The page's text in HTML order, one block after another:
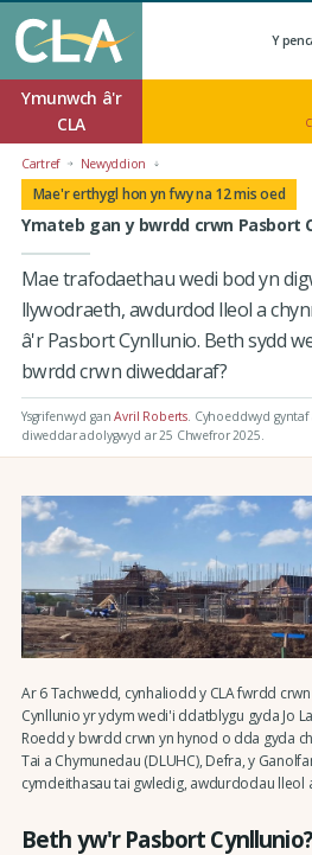
Y
Ymunwch â'r
CLA
Cartref Newyddion
Mae'r erthygl hon yn fwy na 12 mis oed
Ymateb gan y bwrdd crwn Pasbort
Mae trafodaethau wedi bod yn
llywodraeth, awdurdod lleol a
â'r Pasbort Cynllunio. Beth sydd
bwrdd crwn diweddaraf?
Ysgrifenwyd ganAvril Roberts. Cyhoeddwyd gyntaf
diweddar adolygwyd ar 25 Chwefror 2025.
Ar 6 Tachwedd, cynhaliodd y CLA fwrdd
Cynllunio yr ydym wedi'i ddatblygu gyda Jo
Roedd y bwrdd crwn yn hynod o dda gyda
Tai a Chymunedau (DLUHC), Defra, y
cymdeithasau tai gwledig, awdurdodau lleol
Beth yw'r Pasbort Cynllunio?